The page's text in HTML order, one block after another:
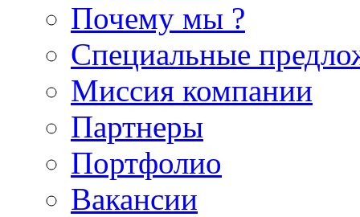
Почему мы ?
Специальные
Миссия компании
Партнеры
Портфолио
Вакансии